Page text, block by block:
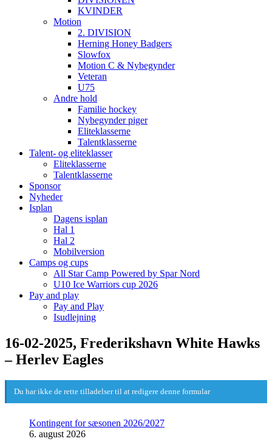
KVINDER
Motion
2. DIVISION
Herning Honey Badgers
Slowfox
Motion C & Nybegynder
Veteran
U75
Andre hold
Familie hockey
Nybegynder piger
Eliteklasserne
Talentklasserne
Talent- og eliteklasser
Eliteklasserne
Talentklasserne
Sponsor
Nyheder
Isplan
Dagens isplan
Hal 1
Hal 2
Mobilversion
Camps og cups
All Star Camp Powered by Spar Nord
U10 Ice Warriors cup 2026
Pay and play
Pay and Play
Isudlejning
16-02-2025, Frederikshavn White Hawks
– Herlev Eagles
Du har ikke de rette tilladelser til at redigere denne formular
Kontingent for sæsonen 2026/2027
6. august 2026